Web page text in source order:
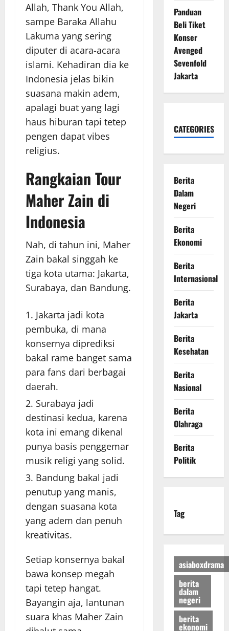
Allah, Thank You Allah,
sampe Baraka Allahu
Lakuma yang sering
diputer di acara-acara
islami. Kehadiran dia ke
Indonesia jelas bikin
suasana makin adem,
apalagi buat yang lagi
haus hiburan tapi tetep
pengen dapat vibes
religius.
Rangkaian Tour
Maher Zain di
Indonesia
Nah, di tahun ini, Maher
Zain bakal singgah ke
tiga kota utama: Jakarta,
Surabaya, dan Bandung.
Jakarta jadi kota
pembuka, di mana
konsernya diprediksi
bakal rame banget sama
para fans dari berbagai
daerah.
Surabaya jadi
destinasi kedua, karena
kota ini emang dikenal
punya basis penggemar
musik religi yang solid.
Bandung bakal jadi
penutup yang manis,
dengan suasana kota
yang adem dan penuh
kreativitas.
Setiap konsernya bakal
bawa konsep megah
tapi tetep hangat.
Bayangin aja, lantunan
suara khas Maher Zain
Panduan
Beli Tiket
Konser
Avenged
Sevenfold
Jakarta
CATEGORIES
Berita
Dalam
Negeri
Berita
Ekonomi
Berita
Internasional
Berita
Jakarta
Berita
Kesehatan
Berita
Nasional
Berita
Olahraga
Berita
Politik
Tag
asiaboxdrama
berita
dalam
negeri
berita
ekonomi